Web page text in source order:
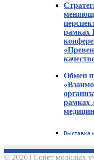
рамках
Обмен
рамках
Выставка
© 2026 | Совет молодых